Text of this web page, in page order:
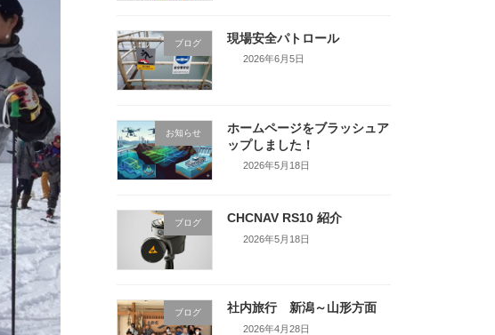
ブログ 現場安全パトロール
2026年6月5日
お知らせ
ホームページをブラッシュア
ップしました！
2026年5月18日
ブログ CHCNAV RS10 紹介
2026年5月18日
ブログ 社内旅行 新潟～山形方面
2026年4月28日